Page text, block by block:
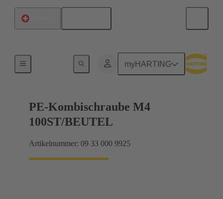
myHARTING
PE-Kombischraube M4
100ST/BEUTEL
Artikelnummer: 09 33 000 9925